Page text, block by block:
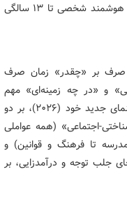
۱۸ سالگی به تعویق بیفتد و استفاده از گوشی هوشمند شخصی تا ۱۳ سالگی
بر «چقدر» زمان صرف
و «در چه زمینه‌ای» مهم
نیست . آکادمی پزشکی اطفال آمریکا در راهنمای جدید خود (۲۰۲۶)، بر دو
اجتماعی» (همه عواملی
تا فرهنگ و قوانین) و
جلب توجه و درآمدزایی، بر